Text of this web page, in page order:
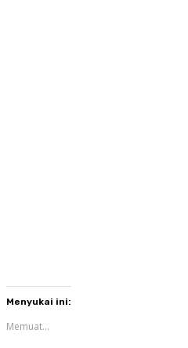
Menyukai ini:
Memuat...